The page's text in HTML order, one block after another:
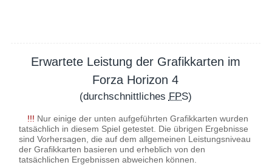
Erwartete Leistung der Grafikkarten im
Forza Horizon 4
(durchschnittliches FPS)
!!! Nur einige der unten aufgeführten Grafikkarten wurden
tatsächlich in diesem Spiel getestet. Die übrigen Ergebnisse
sind Vorhersagen, die auf dem allgemeinen Leistungsniveau
der Grafikkarten basieren und erheblich von den
tatsächlichen Ergebnissen abweichen können.